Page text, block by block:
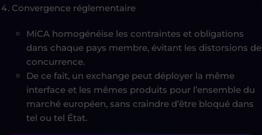
Convergence réglementaire
MiCA homogénéise les contraintes et obligations
dans chaque pays membre, évitant les distorsions de
concurrence.
De ce fait, un exchange peut déployer la même
interface et les mêmes produits pour l’ensemble du
marché européen, sans craindre d’être bloqué dans
tel ou tel État.